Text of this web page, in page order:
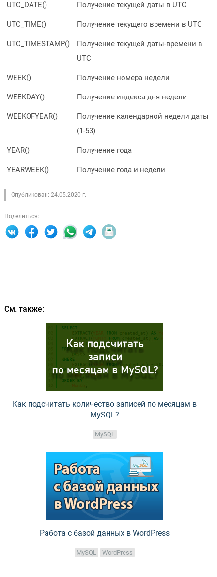
UTC_DATE() Получение текущей даты в UTC
UTC_TIME() Получение текущего времени в UTC
UTC_TIMESTAMP()
Получение текущей даты-времени в
UTC
WEEK() Получение номера недели
WEEKDAY() Получение индекса дня недели
WEEKOFYEAR()
Получение календарной недели даты
(1-53)
YEAR() Получение года
YEARWEEK() Получение года и недели
Опубликован: 24.05.2020 г.
Поделиться:
См. также:
Как подсчитать количество записей по месяцам в
MySQL?
MySQL
Работа с базой данных в WordPress
MySQL WordPress